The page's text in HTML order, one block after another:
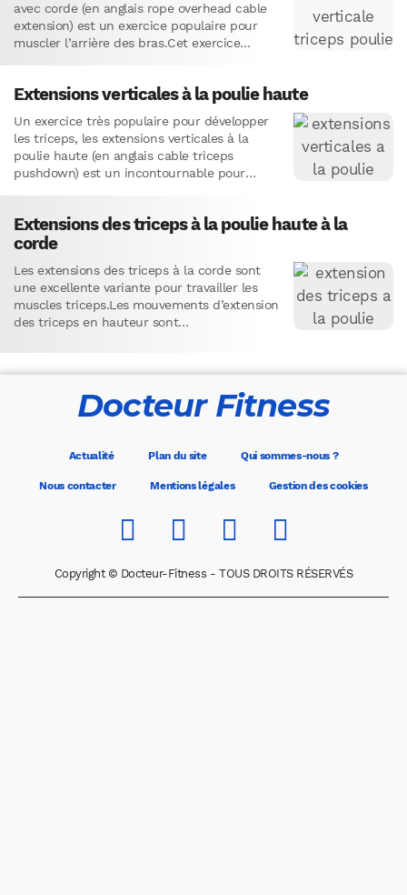
avec corde (en anglais rope overhead cable
extension) est un exercice populaire pour
muscler l’arrière des bras.Cet exercice
Extensions verticales à la poulie haute
Un exercice très populaire pour développer
les triceps, les extensions verticales à la
poulie haute (en anglais cable triceps
pushdown) est un incontournable pour
Extensions des triceps à la poulie haute à la
corde
Les extensions des triceps à la corde sont
une excellente variante pour travailler les
muscles triceps.Les mouvements d’extension
des triceps en hauteur sont
Docteur Fitness
Actualité Plan du site Qui sommes-nous ?
Nous contacter Mentions légales Gestion des cookies
Copyright © Docteur-Fitness - TOUS DROITS RÉSERVÉS